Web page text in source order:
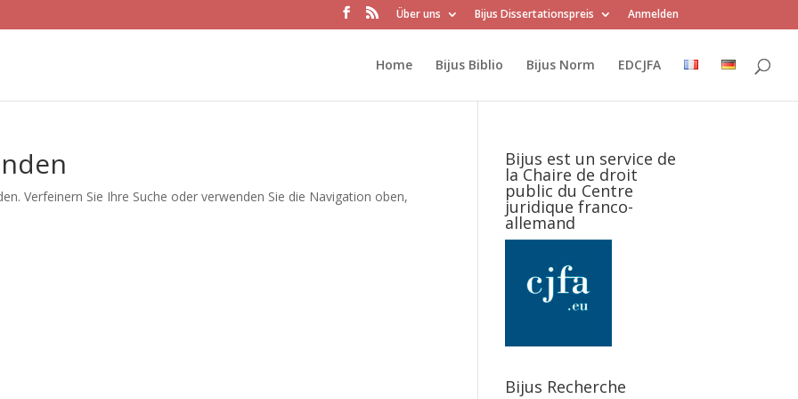
Über uns Bijus Dissertationspreis Anmelden
Home Bijus Biblio Bijus Norm EDCJFA
Verfeinern Sie Ihre Suche oder verwenden Sie die Navigation oben,
Bijus est un service de
la Chaire de droit
public du Centre
juridique franco-
allemand
Bijus Recherche